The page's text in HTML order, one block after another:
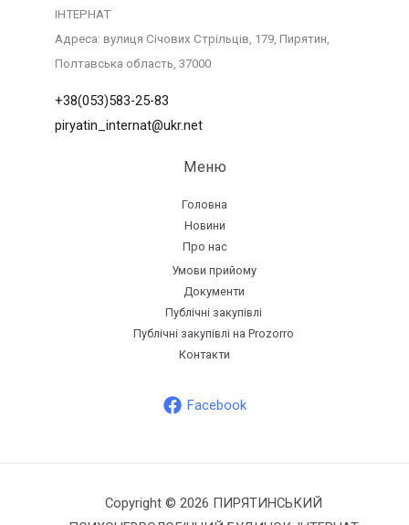
ІНТЕРНАТ
Адреса: вулиця Січових Стрільців, 179, Пирятин,
Полтавська область, 37000
+38(053)583-25-83
piryatin_internat@ukr.net
Меню
Головна
Новини
Про нас
Умови прийому
Документи
Публічні закупівлі
Публічні закупівлі на Prozorro
Контакти
Facebook
Copyright © 2026 ПИРЯТИНСЬКИЙ